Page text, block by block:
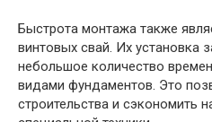
Быстрота монтажа также
винтовых свай. Их установка
небольшое количество
видами фундаментов. Это
строительства и сэкономить